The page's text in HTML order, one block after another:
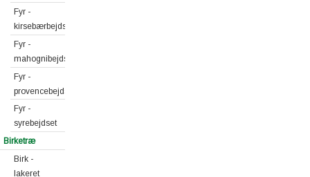
Fyr -
kirsebærbejdset
Fyr -
mahognibejdset
Fyr -
provencebejdset
Fyr -
syrebejdset
Birketræ
Birk -
lakeret